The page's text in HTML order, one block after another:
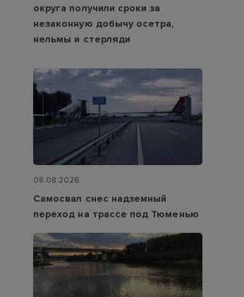
округа получили сроки за
незаконную добычу осетра,
нельмы и стерляди
08.08.2026
Самосвал снес надземный
переход на трассе под Тюменью